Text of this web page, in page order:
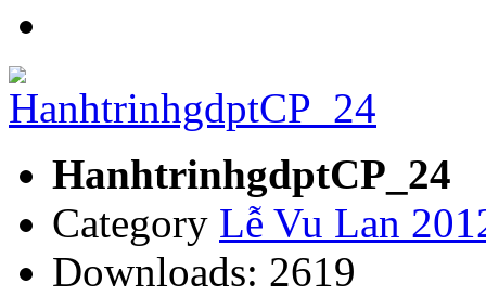
HanhtrinhgdptCP_24
Category Lễ Vu Lan
Downloads: 2619